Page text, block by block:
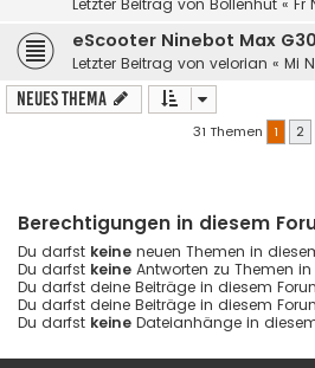
eScooter Ninebot Max
Letzter Beitrag von velorian « Mi
Neues Thema
31 Themen 1 2
Berechtigungen in diesem
Du darfst keine neuen Themen in
Du darfst keine Antworten zu Themen
Du darfst deine Beiträge in diesem
Du darfst deine Beiträge in diesem
Du darfst keine Dateianhänge in